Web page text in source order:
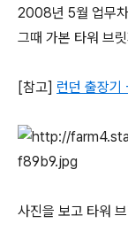
2008년 5월 업무
그때 가본 타워 브
[참고] 런던 출장기
사진을 보고 타워